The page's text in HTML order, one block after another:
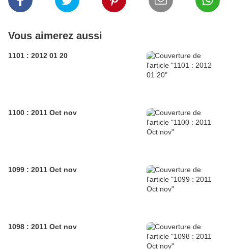
Vous aimerez aussi
1101 : 2012 01 20
1100 : 2011 Oct nov
1099 : 2011 Oct nov
1098 : 2011 Oct nov